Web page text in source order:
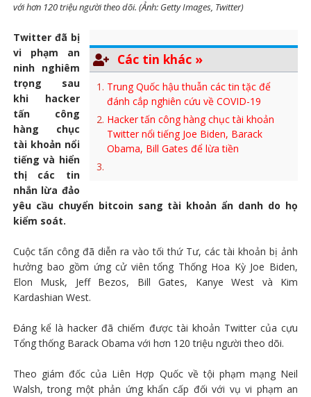
với hơn 120 triệu người theo dõi. (Ảnh: Getty Images, Twitter)
Các tin khác »
Trung Quốc hậu thuẫn các tin tặc để
đánh cắp nghiên cứu về COVID-19
Hacker tấn công hàng chục tài khoản
Twitter nổi tiếng Joe Biden, Barack
Obama, Bill Gates để lừa tiền
Twitter đã bị
vi phạm an
ninh nghiêm
trọng sau
khi hacker
tấn công
hàng chục
tài khoản nổi
tiếng và hiển
thị các tin
nhắn lừa đảo
yêu cầu chuyển bitcoin sang tài khoản ẩn danh do họ
kiểm soát.
Cuộc tấn công đã diễn ra vào tối thứ Tư, các tài khoản bị ảnh
hưởng bao gồm ứng cử viên tổng Thống Hoa Kỳ Joe Biden,
Elon Musk, Jeff Bezos, Bill Gates, Kanye West và Kim
Kardashian West.
Đáng kể là hacker đã chiếm được tài khoản Twitter của cựu
Tổng thống Barack Obama với hơn 120 triệu người theo dõi.
Theo giám đốc của Liên Hợp Quốc về tội phạm mạng Neil
Walsh, trong một phản ứng khẩn cấp đối với vụ vi phạm an